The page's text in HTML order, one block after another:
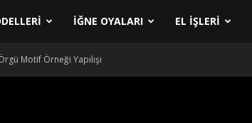
İĞNE OYALARI EL İŞLERI
Motif Örneği Yapılışı